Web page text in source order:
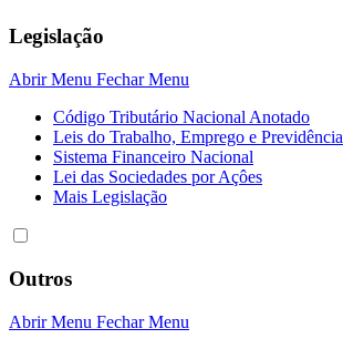
Legislação
Abrir Menu Fechar Menu
Código Tributário Nacional Anotado
Leis do Trabalho, Emprego e Previdência
Sistema Financeiro Nacional
Lei das Sociedades por Açôes
Mais Legislação
Outros
Abrir Menu Fechar Menu